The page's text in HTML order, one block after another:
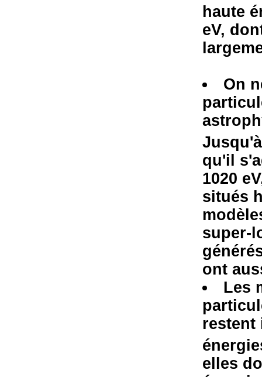
haute
eV,
On
qu'il
1020
situés
super-
ont
Les
restent
elles